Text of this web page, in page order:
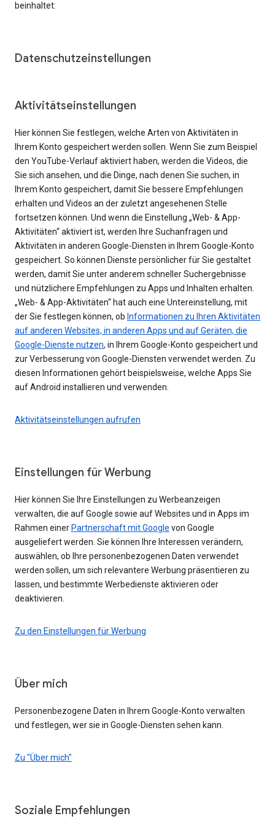
beinhaltet:
Datenschutzeinstellungen
Aktivitätseinstellungen
Hier können Sie festlegen, welche Arten von Aktivitäten in
Ihrem Konto gespeichert werden sollen. Wenn Sie zum Beispiel
den YouTube-Verlauf aktiviert haben, werden die Videos, die
Sie sich ansehen, und die Dinge, nach denen Sie suchen, in
Ihrem Konto gespeichert, damit Sie bessere Empfehlungen
erhalten und Videos an der zuletzt angesehenen Stelle
fortsetzen können. Und wenn die Einstellung „Web- & App-
Aktivitäten“ aktiviert ist, werden Ihre Suchanfragen und
Aktivitäten in anderen Google-Diensten in Ihrem Google-Konto
gespeichert. So können Dienste persönlicher für Sie gestaltet
werden, damit Sie unter anderem schneller Suchergebnisse
und nützlichere Empfehlungen zu Apps und Inhalten erhalten.
„Web- & App-Aktivitäten“ hat auch eine Untereinstellung, mit
der Sie festlegen können, ob Informationen zu Ihren Aktivitäten
auf anderen Websites, in anderen Apps und auf Geräten, die
Google-Dienste nutzen, in Ihrem Google-Konto gespeichert und
zur Verbesserung von Google-Diensten verwendet werden. Zu
diesen Informationen gehört beispielsweise, welche Apps Sie
auf Android installieren und verwenden.
Aktivitätseinstellungen aufrufen
Einstellungen für Werbung
Hier können Sie Ihre Einstellungen zu Werbeanzeigen
verwalten, die auf Google sowie auf Websites und in Apps im
Rahmen einer Partnerschaft mit Google von Google
ausgeliefert werden. Sie können Ihre Interessen verändern,
auswählen, ob Ihre personenbezogenen Daten verwendet
werden sollen, um sich relevantere Werbung präsentieren zu
lassen, und bestimmte Werbedienste aktivieren oder
deaktivieren.
Zu den Einstellungen für Werbung
Über mich
Personenbezogene Daten in Ihrem Google-Konto verwalten
und festlegen, wer sie in Google-Diensten sehen kann.
Zu "Über mich"
Soziale Empfehlungen